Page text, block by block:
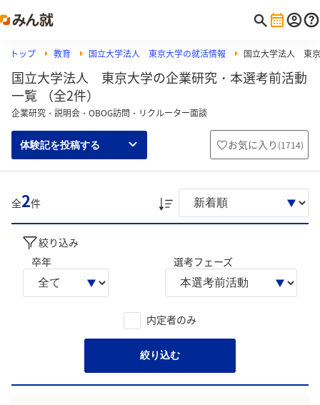
トップ 教育 国立大学法人 東京大学の就活情報 国立大学法人 東
国立大学法人 東京大学の企業研究・本選考前活動
一覧 （全2件）
企業研究・説明会・OBOG訪問・リクルーター面談
体験記を投稿する お気に入り (1714)
全2件
絞り込み
卒年
選考フェーズ
内定者のみ
絞り込む